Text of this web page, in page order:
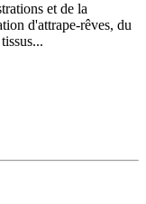
et de la
d'attrape-rêves, du